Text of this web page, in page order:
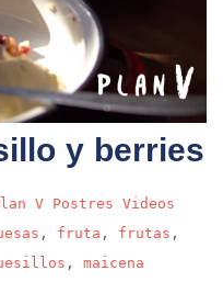
y berries
V Postres Videos
, fruta , frutas ,
, maicena